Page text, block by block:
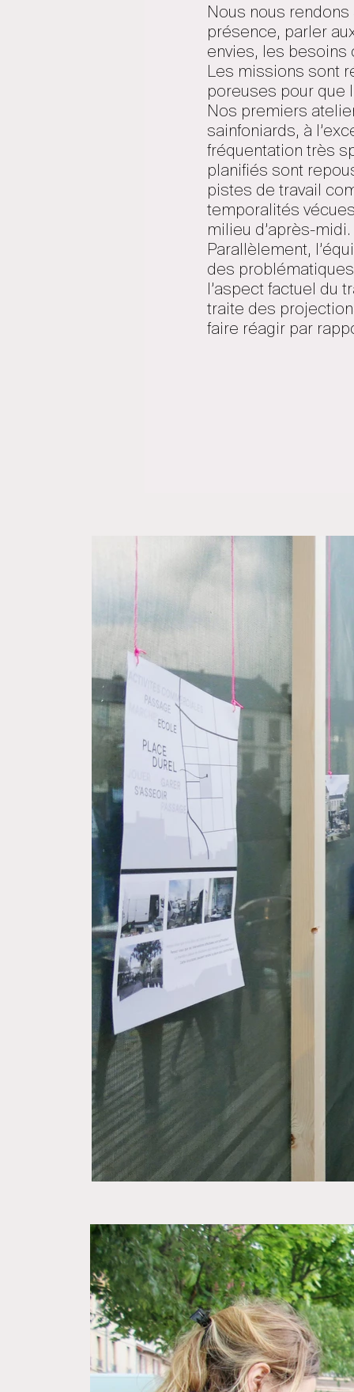
Nous nous
présence, parler
envies, les besoins
Les missions sont
poreuses pour que
Nos premiers
sainfoniards, à
fréquentation très
planifiés sont
pistes de travail
temporalités
milieu d’après-midi.
Parallèlement,
des
l’aspect factuel du
traite des
faire réagir par